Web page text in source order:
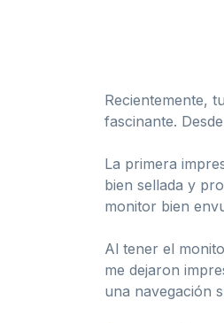
Recientemente,
fascinante.
La primera
bien sellada y
monitor bien
Al tener el
me dejaron
una navegación